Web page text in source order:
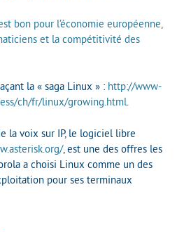
bon pour l’économie européenne,
et la compétitivité des
la « saga Linux » : http://www-
ch/fr/linux/growing.html.
la voix sur IP, le logiciel libre
, est une des offres les
a choisi Linux comme un des
pour ses terminaux